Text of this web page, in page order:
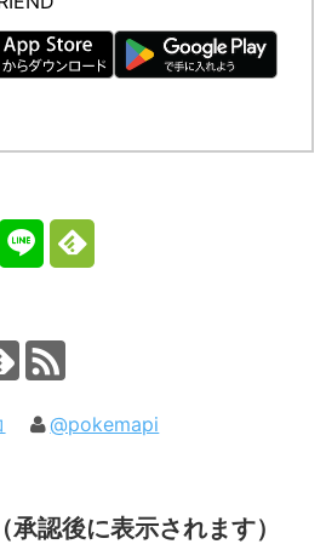
@pokemapi
認後に表示されます）